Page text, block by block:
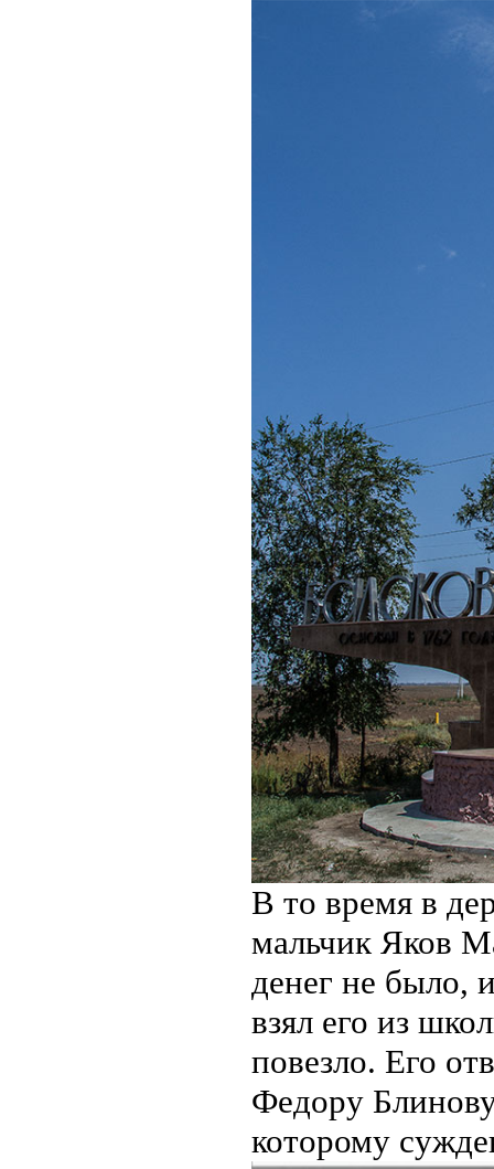
В то время в
мальчик Яков
денег не было,
взял его из
повезло. Его
Федору
которому